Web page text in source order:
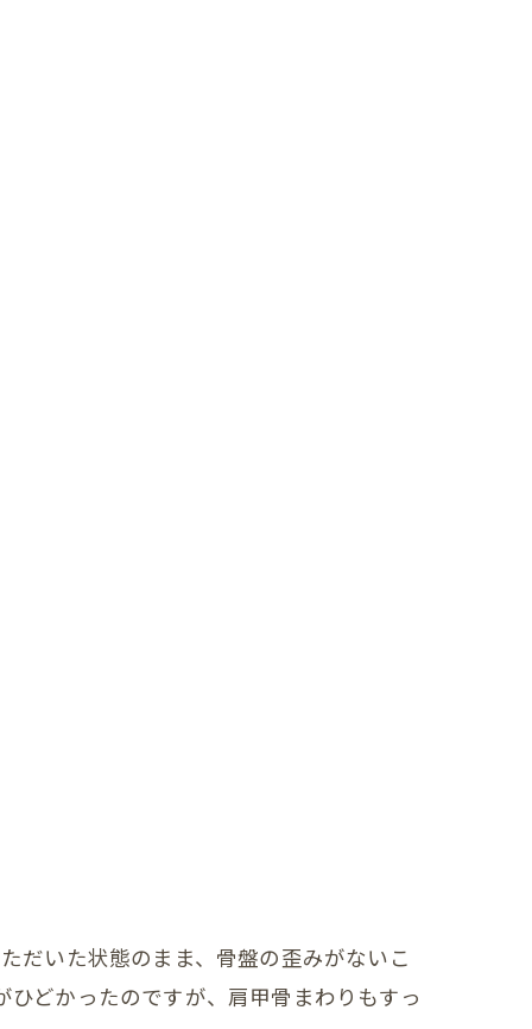
だいた状態のまま、骨盤の歪みがないこ
どかったのですが、肩甲骨まわりもすっ